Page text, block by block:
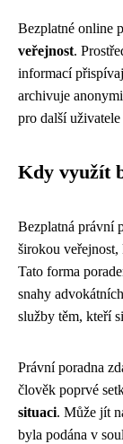
Bezplatné online
veřejnost.
informací
archivuje
pro další
Kdy využít
Bezplatná právní
širokou
Tato forma
snahy
služby těm, kteří
Právní poradna
člověk poprvé
situaci. Může jít
byla podána v